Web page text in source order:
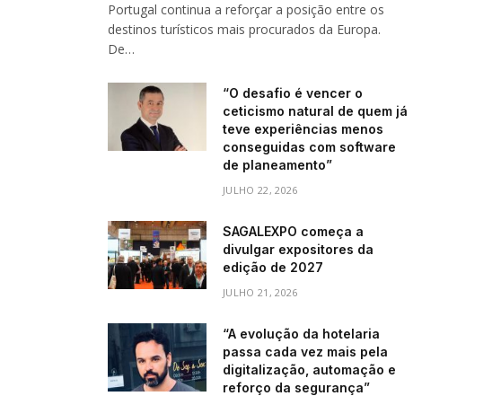
Portugal continua a reforçar a posição entre os
destinos turísticos mais procurados da Europa.
De…
“O desafio é vencer o
ceticismo natural de quem já
teve experiências menos
conseguidas com software
de planeamento”
JULHO 22, 2026
SAGALEXPO começa a
divulgar expositores da
edição de 2027
JULHO 21, 2026
“A evolução da hotelaria
passa cada vez mais pela
digitalização, automação e
reforço da segurança”